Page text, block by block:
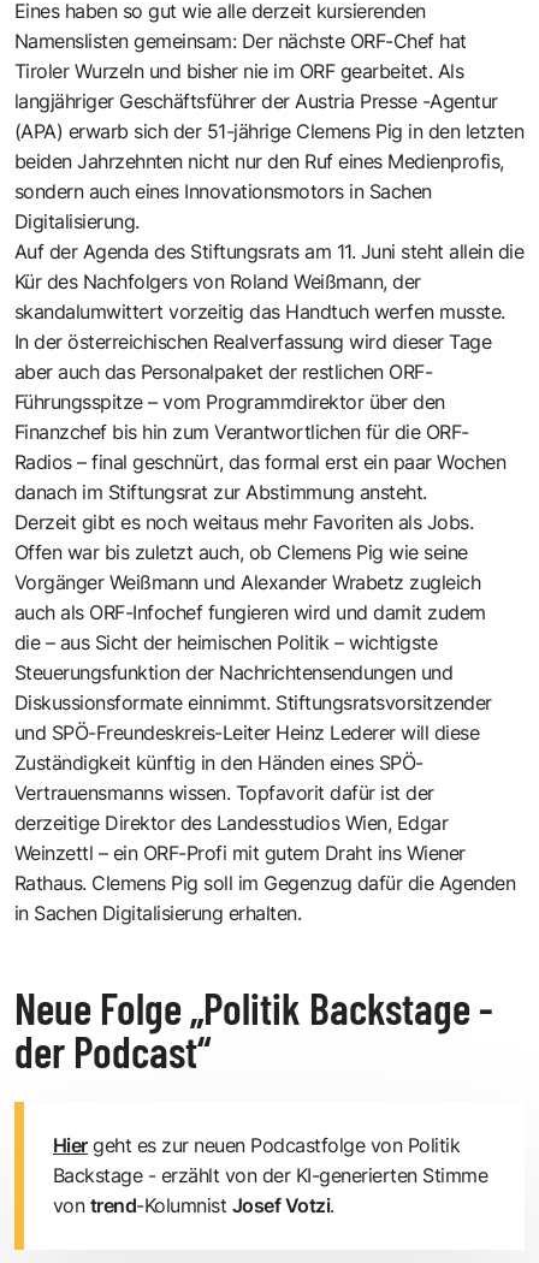
Eines haben so gut wie alle derzeit kursierenden
Namenslisten gemeinsam: Der nächste ORF-Chef hat
Tiroler Wurzeln und bisher nie im ORF gearbeitet. Als
langjähriger Geschäftsführer der Austria Presse -Agentur
(APA) erwarb sich der 51-jährige Clemens Pig in den letzten
beiden Jahrzehnten nicht nur den Ruf eines Medienprofis,
sondern auch eines Innovationsmotors in Sachen
Digitalisierung.
Auf der Agenda des Stiftungsrats am 11. Juni steht allein die
Kür des Nachfolgers von Roland Weißmann, der
skandalumwittert vorzeitig das Handtuch werfen musste.
In der österreichischen Realverfassung wird dieser Tage
aber auch das Personalpaket der restlichen ORF-
Führungsspitze – vom Programmdirektor über den
Finanzchef bis hin zum Verantwortlichen für die ORF-
Radios – final geschnürt, das formal erst ein paar Wochen
danach im Stiftungsrat zur Abstimmung ansteht.
Derzeit gibt es noch weitaus mehr Favoriten als Jobs.
Offen war bis zuletzt auch, ob Clemens Pig wie seine
Vorgänger Weißmann und Alexander Wrabetz zugleich
auch als ORF-Infochef fungieren wird und damit zudem
die – aus Sicht der heimischen Politik – wichtigste
Steuerungsfunktion der Nachrichtensendungen und
Diskussionsformate einnimmt. Stiftungsratsvorsitzender
und SPÖ-Freundeskreis-Leiter Heinz Lederer will diese
Zuständigkeit künftig in den Händen eines SPÖ-
Vertrauensmanns wissen. Topfavorit dafür ist der
derzeitige Direktor des Landesstudios Wien, Edgar
Weinzettl – ein ORF-Profi mit gutem Draht ins Wiener
Rathaus. Clemens Pig soll im Gegenzug dafür die Agenden
in Sachen Digitalisierung erhalten.
Neue Folge „Politik Backstage -
der Podcast“
Hier geht es zur neuen Podcastfolge von Politik
Backstage - erzählt von der KI-generierten Stimme
von trend-Kolumnist Josef Votzi.